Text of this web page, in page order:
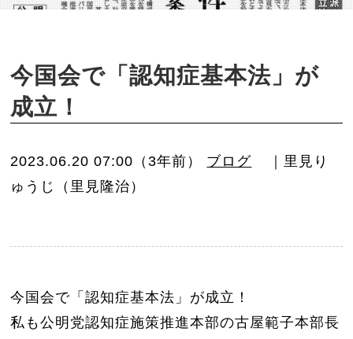
今国会で「認知症基本法」が
成立！
2023.06.20 07:00（3年前） ブログ
｜里見り
ゅうじ（里見隆治）
今国会で「認知症基本法」が成立！
私も公明党認知症施策推進本部の古屋範子本部長